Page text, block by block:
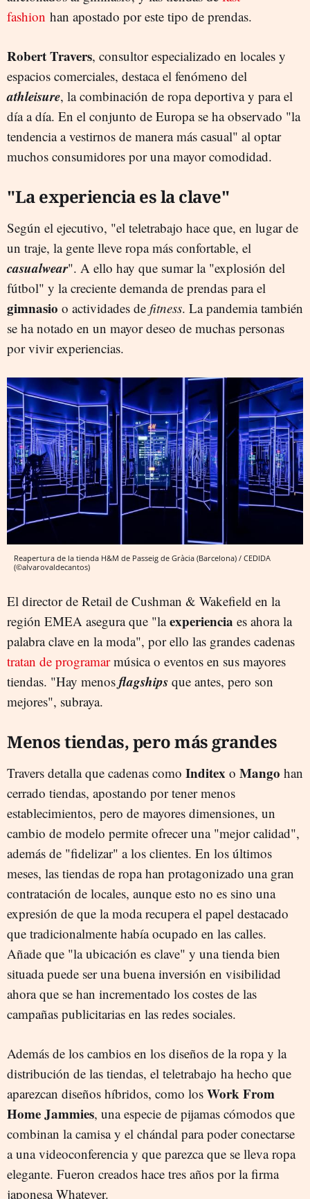
fashion han apostado por este tipo de prendas.
Robert Travers, consultor especializado en locales y
espacios comerciales, destaca el fenómeno del
athleisure, la combinación de ropa deportiva y para el
día a día. En el conjunto de Europa se ha observado "la
tendencia a vestirnos de manera más casual" al optar
muchos consumidores por una mayor comodidad.
"La experiencia es la clave"
Según el ejecutivo, "el teletrabajo hace que, en lugar de
un traje, la gente lleve ropa más confortable, el
casualwear". A ello hay que sumar la "explosión del
fútbol" y la creciente demanda de prendas para el
gimnasio o actividades de fitness. La pandemia también
se ha notado en un mayor deseo de muchas personas
por vivir experiencias.
Reapertura de la tienda H&M de Passeig de Gràcia (Barcelona) / CEDIDA
(©alvarovaldecantos)
El director de Retail de Cushman & Wakefield en la
región EMEA asegura que "laexperiencia es ahora la
palabra clave en la moda", por ello las grandes cadenas
tratan de programarmúsica o eventos en sus mayores
tiendas. "Hay menos flagships que antes, pero son
mejores", subraya.
Menos tiendas, pero más grandes
Travers detalla que cadenas como Inditex o Mango han
cerrado tiendas, apostando por tener menos
establecimientos, pero de mayores dimensiones, un
cambio de modelo permite ofrecer una "mejor calidad",
además de "fidelizar" a los clientes. En los últimos
meses, las tiendas de ropa han protagonizado una gran
contratación de locales, aunque esto no es sino una
expresión de que la moda recupera el papel destacado
que tradicionalmente había ocupado en las calles.
Añade que "la ubicación es clave" y una tienda bien
situada puede ser una buena inversión en visibilidad
ahora que se han incrementado los costes de las
campañas publicitarias en las redes sociales.
Además de los cambios en los diseños de la ropa y la
distribución de las tiendas, el teletrabajo ha hecho que
aparezcan diseños híbridos, como los Work From
Home Jammies, una especie de pijamas cómodos que
combinan la camisa y el chándal para poder conectarse
a una videoconferencia y que parezca que se lleva ropa
elegante. Fueron creados hace tres años por la firma
japonesa Whatever.